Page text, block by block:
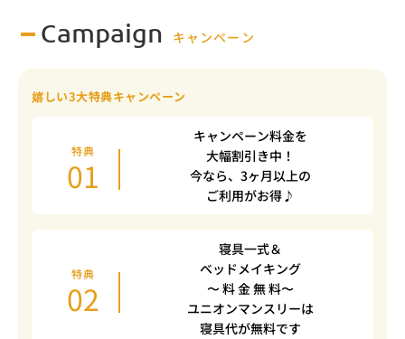
Campaign キャンペーン
嬉しい3大特典キャンペーン
特典
01
キャンペーン料金を
大幅割引き中！
今なら、3ヶ月以上の
ご利用がお得♪
特典
02
寝具一式＆
ベッドメイキング
〜 料 金 無 料〜
ユニオンマンスリーは
寝具代が無料です